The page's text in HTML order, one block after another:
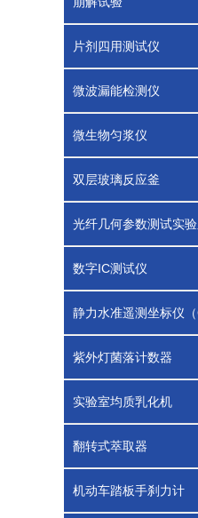
片剂四用测试仪
微波漏能检测仪
微生物匀浆仪
双层玻璃反应釜
光纤几何参数测试实
数字IC测试仪
静力水准遥测坐标仪（
紫外灯菌落计数器
实验室均质乳化机
翻转式萃取器
机动车踏板手刹力计